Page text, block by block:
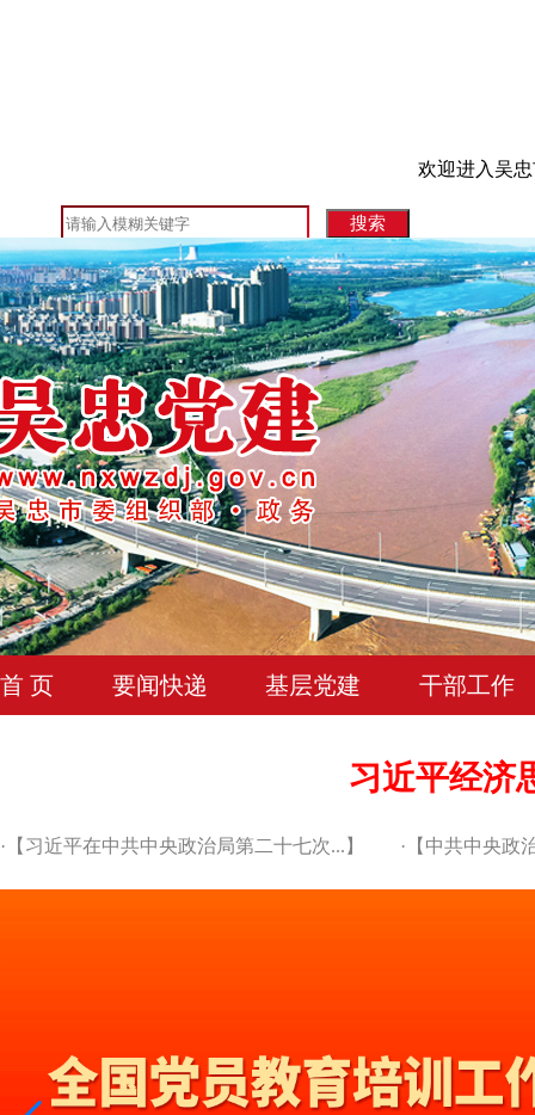
欢迎进入吴
首 页 要闻快递 基层党建 干部工作
习近平经济
·【 习近平在中共中央政治局第二十七次... 】 ·【 中共中央政